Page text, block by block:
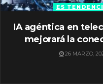
ES
IA agéntica en
mejorará la
26 MARZO,